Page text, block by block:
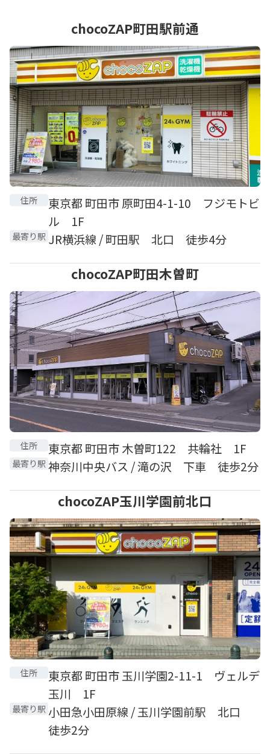
chocoZAP町田駅前通
住所
東京都 町田市 原町田4-1-10 フジモトビ
ル 1F
最寄り駅 JR横浜線 / 町田駅 北口 徒歩4分
chocoZAP町田木曽町
住所 東京都 町田市 木曽町122 共輪社 1F
最寄り駅 神奈川中央バス / 滝の沢 下車 徒歩2分
chocoZAP玉川学園前北口
住所
東京都 町田市 玉川学園2-11-1 ヴェルデ
玉川 1F
最寄り駅 小田急小田原線 / 玉川学園前駅 北口
徒歩2分